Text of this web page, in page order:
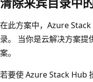
在此方案中，Azure
录。 当你是云解决方案提
案。
若要使 Azure Stack Hub